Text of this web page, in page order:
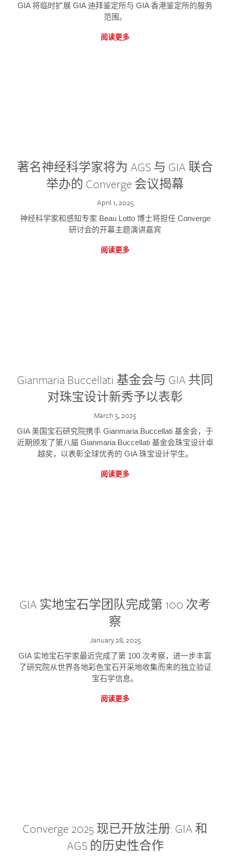
GIA 将临时扩展 GIA 迪拜鉴定所与 GIA 香港鉴定所的服务
范围。
阅读更多
著名神经科学家将为 AGS 与 GIA 联合
举办的 Converge 会议揭幕
April 1, 2025
神经科学家和感知专家 Beau Lotto 博士将担任 Converge
研讨会的开幕主题演讲嘉宾
阅读更多
Gianmaria Buccellati 基金会与 GIA 共同
对珠宝设计新秀予以表彰
March 5, 2025
GIA 美国宝石研究院携手 Gianmaria Buccellati 基金会，于
近期颁发了第八届 Gianmaria Buccellati 基金会珠宝设计卓
越奖，以表彰全球优秀的 GIA 珠宝设计学生。
阅读更多
GIA 实地宝石学团队完成第 100 次考
察
January 28, 2025
GIA 实地宝石学家最近完成了第 100 次考察，进一步丰富
了研究院从世界各地彩色宝石开采地收集而来的独立验证
宝石学信息。
阅读更多
Converge 2025 现已开放注册: GIA 和
AGS 的历史性合作